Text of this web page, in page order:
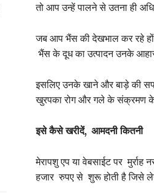
तो आप उन्हें पालने से उतना ही
जब आप भैंस की देखभाल कर रहे
भैंस के दूध का उत्पादन उनके आहार
इसलिए उनके खाने और बाड़े की
खुरपका रोग और गले के संक्रमण के
इसे कैसे खरीदें, आमदनी कितनी
मेरापशु एप या वेबसाईट पर
हजार रुपए से शुरू होती है जिसे